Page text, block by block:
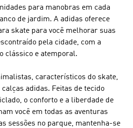
para manobras em cada
de jardim. A adidas oferece
skate para você melhorar suas
pela cidade, com a
clássico e atemporal.
característicos do skate,
adidas. Feitas de tecido
o conforto e a liberdade de
você em todas as aventuras
sessões no parque, mantenha-se